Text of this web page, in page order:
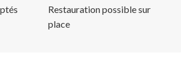
Restauration possible sur
place